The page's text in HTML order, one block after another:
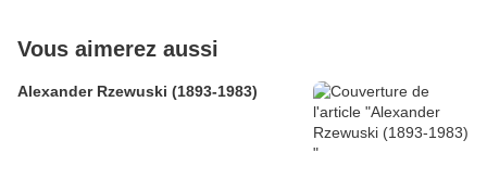
Vous aimerez aussi
Alexander Rzewuski (1893-1983)